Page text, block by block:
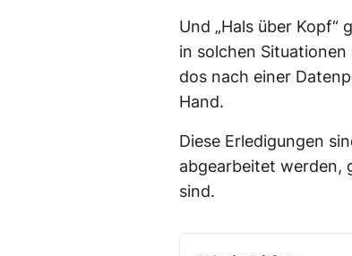
Und „Hals über Kopf“
in solchen
dos nach einer
Hand.
Diese Erledigungen
abgearbeitet werden,
sind.